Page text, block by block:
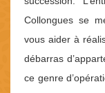
Collongues se
vous aider à
débarras
ce genre